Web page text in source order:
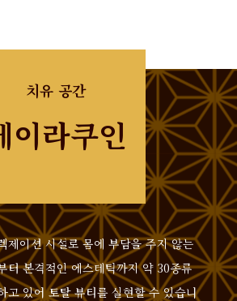
치유 공간
이라쿠인
제이션 시설로 몸에 부담을 주지 않는
터 본격적인 에스테틱까지 약 30종류
고 있어 토탈 뷰티를 실현할 수 있습니